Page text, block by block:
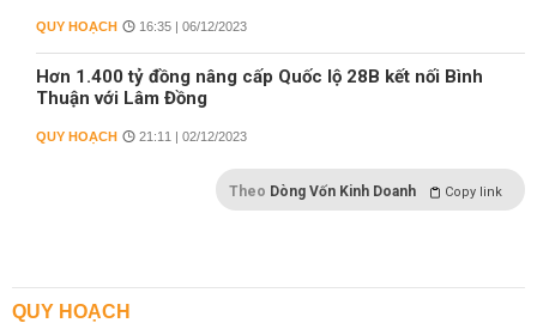
QUY HOẠCH 16:35 | 06/12/2023
Hơn 1.400 tỷ đồng nâng cấp Quốc lộ 28B kết nối Bình
Thuận với Lâm Đồng
QUY HOẠCH 21:11 | 02/12/2023
Theo Dòng Vốn Kinh Doanh Copy link
QUY HOẠCH